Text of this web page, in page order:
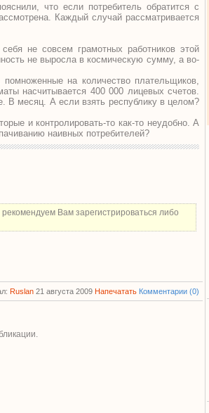
что если потребитель обратится с
Каждый случай рассматривается
не совсем грамотных работников этой
не выросла в космическую сумму, а во-
на количество плательщиков,
насчитывается 400 000 лицевых счетов.
В месяц. А если взять республику в целом?
и контролировать-то как-то неудобно. А
наивных потребителей?
Вам зарегистрироваться либо
Ruslan 21 августа 2009Напечатать Комментарии (0)